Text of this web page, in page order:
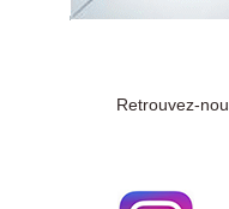
Retrouvez-